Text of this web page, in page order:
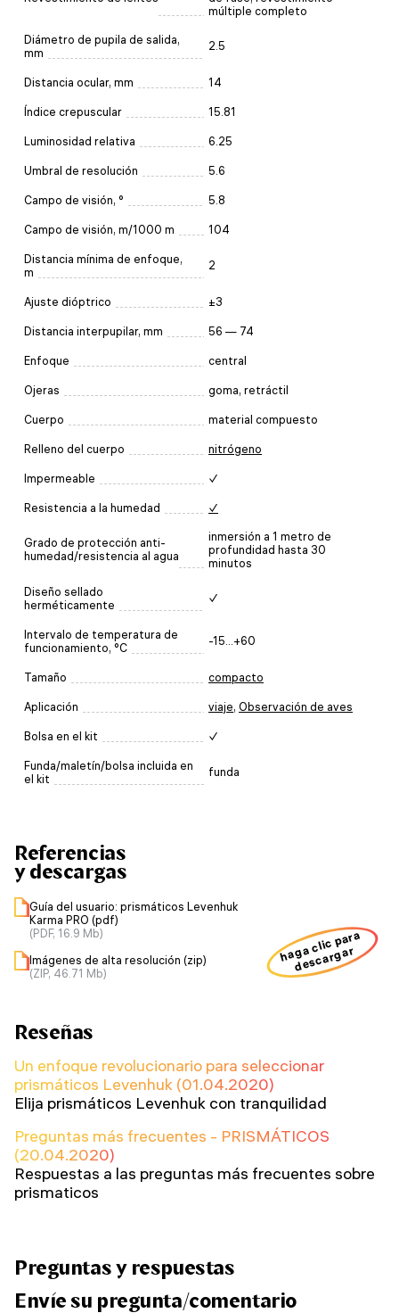
múltiple completo
Diámetro de pupila de salida,
mm
2.5
Distancia ocular, mm 14
Índice crepuscular 15.81
Luminosidad relativa 6.25
Umbral de resolución 5.6
Campo de visión, ° 5.8
Campo de visión, m/1000 m 104
Distancia mínima de enfoque,
m
2
Ajuste dióptrico ±3
Distancia interpupilar, mm 56 — 74
Enfoque central
Ojeras goma, retráctil
Cuerpo material compuesto
Relleno del cuerpo nitrógeno
Impermeable ✓
Resistencia a la humedad ✓
Grado de protección anti-
humedad/resistencia al agua
inmersión a 1 metro de
profundidad hasta 30
minutos
Diseño sellado
herméticamente
✓
Intervalo de temperatura de
funcionamiento, °C
-15...+60
Tamaño compacto
Aplicación viaje, Observación de aves
Bolsa en el kit ✓
Funda/maletín/bolsa incluida en
el kit
funda
Referencias
y descargas
Guía del usuario: prismáticos Levenhuk
Karma PRO (pdf)
(PDF, 16.9 Mb)
Imágenes de alta resolución (zip)
(ZIP, 46.71 Mb)
haga clic para
descargar
Reseñas
Un enfoque revolucionario para seleccionar
prismáticos Levenhuk (01.04.2020)
Elija prismáticos Levenhuk con tranquilidad
Preguntas más frecuentes - PRISMÁTICOS
(20.04.2020)
Respuestas a las preguntas más frecuentes sobre
prismaticos
Preguntas y respuestas
Envíe su pregunta/comentario